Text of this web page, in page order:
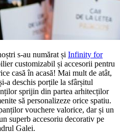
s-au numărat și Infinity for
customizabil și accesorii pentru
casă în acasă! Mai mult de atât,
a deschis porțile la sfârșitul
sprijin din partea arhitecților
să personalizeze orice spatiu.
vouchere valorice, dar și un
superb accesoriu decorativ pe
Galei.